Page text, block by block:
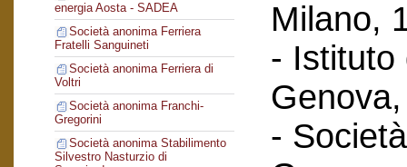
energia Aosta - SADEA
Società anonima Ferriera
Fratelli Sanguineti
Società anonima Ferriera di
Voltri
Società anonima Franchi-
Gregorini
Società anonima Stabilimento
Silvestro Nasturzio di
Milano,
- Istituto
-